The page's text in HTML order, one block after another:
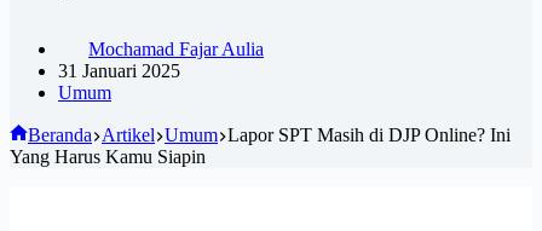
Mochamad Fajar Aulia
31 Januari 2025
Umum
Beranda Artikel Umum Lapor SPT Masih di DJP Online? Ini
Yang Harus Kamu Siapin